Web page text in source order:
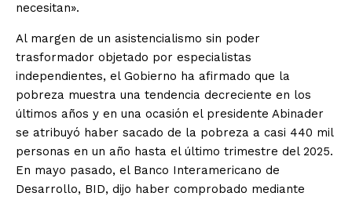
necesitan».
Al margen de un asistencialismo sin poder
trasformador objetado por especialistas
independientes, el Gobierno ha afirmado que la
pobreza muestra una tendencia decreciente en los
últimos años y en una ocasión el presidente Abinader
se atribuyó haber sacado de la pobreza a casi 440 mil
personas en un año hasta el último trimestre del 2025.
En mayo pasado, el Banco Interamericano de
Desarrollo, BID, dijo haber comprobado mediante